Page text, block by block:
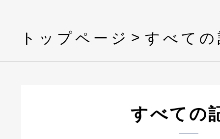
トップページ すべて
すべての